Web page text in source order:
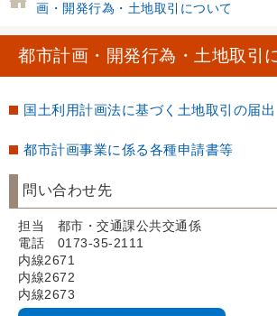
画・開発行為・土地取引について
都市計画・開発行為・土地取引
国土利用計画法に基づく土地取引の届出
都市計画事業に係る各種申請書等
問い合わせ先
担当 都市・交通課公共交通係
電話 0173-35-2111
内線2671
内線2672
内線2673